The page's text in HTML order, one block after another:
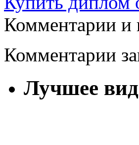
Комментарии и
Комментарии
Лучшее